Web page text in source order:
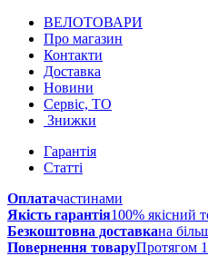
ВЕЛОТОВАРИ
Про магазин
Контакти
Доставка
Новини
Сервіс, ТО
Знижки
Гарантія
Статті
Оплатачастинами
Якість гарантія100% якісний
Безкоштовна доставкана
Повернення товаруПротягом